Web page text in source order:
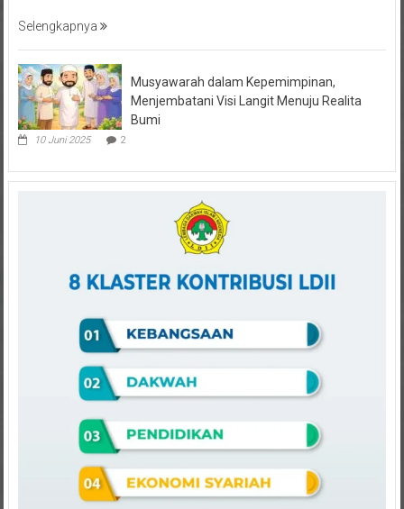
Menjembatani Visi Langit Menuju Realita
Bumi
10 Juni 2025 2